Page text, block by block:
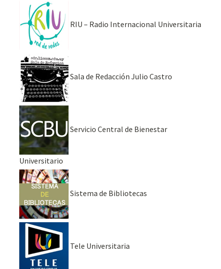
RIU – Radio Internacional Universitaria
Sala de Redacción Julio Castro
Servicio Central de Bienestar
Universitario
Sistema de Bibliotecas
Tele Universitaria